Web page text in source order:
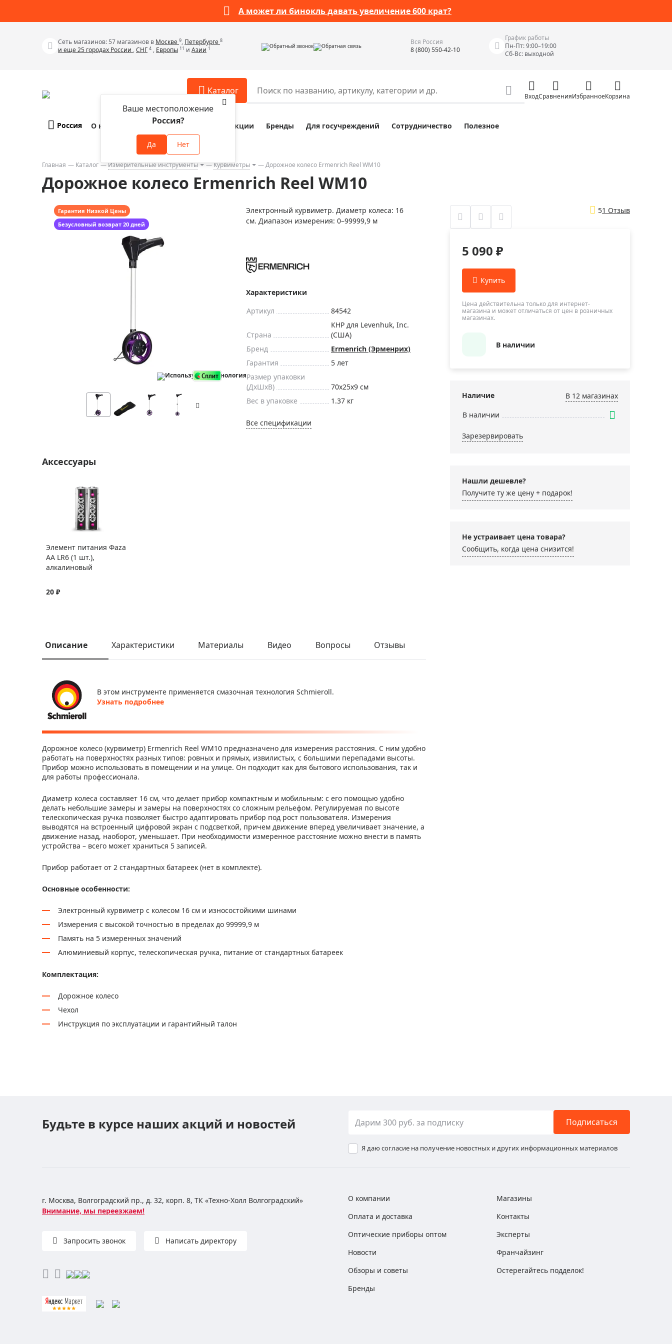
А может ли бинокль давать увеличение 600 крат?
Сеть магазинов: 57 магазинов в Москве 9, Петербурге 8
и еще 25 городах России ,СНГ 4 , Европы 11 и Азии 1 Обратный звонок Обратная связь
Вся Россия
8 (800) 550-42-10
График работы
Пн-Пт: 9:00–19:00
Сб-Вс: выходной
Каталог
Телескопы
Бинокли
Зрительные трубы
Лупы
Монокуляры
Приборы ночного видения
Discovery (Дискавери)
Оптика для детей Levenhuk LabZZ
Хиты продаж
Аксессуары для микроскопов
Аксессуары для зрительных труб
Аксессуары для луп
Аксессуары для приборов ночного
Распродажа оптики по специальным
Распродажа выставочных образцов
Разное
Компасы
Наборы исследователя Bresser Junior
Глобусы
Глобусы интерактивные
Фонари
Элементы питания, карты памяти
Фотоловушки
Фотооборудование
Измерительные инструменты
Приборы неразрушающего контроля
Приборы теплового контроля
Детекторы проводки
Влагомеры (датчики влажности)
Измерители параметров окружающей
среды
Видеоэндоскопы
Прочее
ВходСравненияИзбранноеКорзина
Россия
Ваше местоположение
Россия?
Да Нет
О компании Оплата и доставка Акции Бренды Для госучреждений Сотрудничество Полезное
Главная Каталог Измерительные инструменты Курвиметры Дорожное колесо Ermenrich Reel WM10
Дорожное колесо Ermenrich Reel WM10
Гарантия Низкой Цены
Безусловный возврат 20 дней
Электронный курвиметр. Диаметр колеса: 16
см. Диапазон измерения: 0–99999,9 м
Характеристики
Артикул
84542
Страна
КНР для Levenhuk, Inc.
(США)
Бренд
Ermenrich (Эрменрих)
Гарантия
5 лет
Размер упаковки
(ДxШxВ)
70x25x9 см
Вес в упаковке
1.37 кг
Все спецификации
Аксессуары
Элемент питания Фаza
AA LR6 (1 шт.),
алкалиновый
20 ₽
Описание Характеристики Материалы Видео Вопросы Отзывы
В этом инструменте применяется смазочная технология Schmieroll.
Узнать подробнее
Дорожное колесо (курвиметр) Ermenrich Reel WM10 предназначено для измерения расстояния. С ним удобно
работать на поверхностях разных типов: ровных и прямых, извилистых, с большими перепадами высоты.
Прибор можно использовать в помещении и на улице. Он подходит как для бытового использования, так и
для работы профессионала.
Диаметр колеса составляет 16 см, что делает прибор компактным и мобильным: с его помощью удобно
делать небольшие замеры и замеры на поверхностях со сложным рельефом. Регулируемая по высоте
телескопическая ручка позволяет быстро адаптировать прибор под рост пользователя. Измерения
выводятся на встроенный цифровой экран с подсветкой, причем движение вперед увеличивает значение, а
движение назад, наоборот, уменьшает. При необходимости измеренное расстояние можно внести в память
устройства – всего может храниться 5 записей.
Прибор работает от 2 стандартных батареек (нет в комплекте).
Основные особенности:
Электронный курвиметр с колесом 16 см и износостойкими шинами
Измерения с высокой точностью в пределах до 99999,9 м
Память на 5 измеренных значений
Алюминиевый корпус, телескопическая ручка, питание от стандартных батареек
Комплектация:
Дорожное колесо
Чехол
Инструкция по эксплуатации и гарантийный талон
51 Отзыв
5 090 ₽
Цена действительна только для интернет-
магазина и может отличаться от цен в розничных
магазинах.
В наличии
Наличие
В 12 магазинах
В наличии
Зарезервировать
Нашли дешевле?
Получите ту же цену + подарок!
Не устраивает цена товара?
Сообщить, когда цена снизится!
Будьте в курсе наших акций и новостей Подписаться
Я даю согласие на получение новостных и других информационных материалов
г. Москва, Волгоградский пр., д. 32, корп. 8, ТК «Техно-Холл Волгоградский»
Внимание, мы переезжаем!
Запросить звонок Написать директору
О компании
Оплата и доставка
Оптические приборы оптом
Новости
Обзоры и советы
Бренды
Магазины
Контакты
Эксперты
Франчайзинг
Остерегайтесь подделок!